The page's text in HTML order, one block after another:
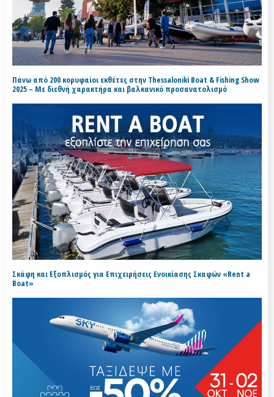
Πάνω από 200 κορυφαίοι εκθέτες στην Thessaloniki Boat & Fishing Show
2025 – Με διεθνή χαρακτήρα και βαλκανικό προσανατολισμό
Σκάφη και Εξοπλισμός για Επιχειρήσεις Ενοικίασης Σκαφών «Rent a
Boat»